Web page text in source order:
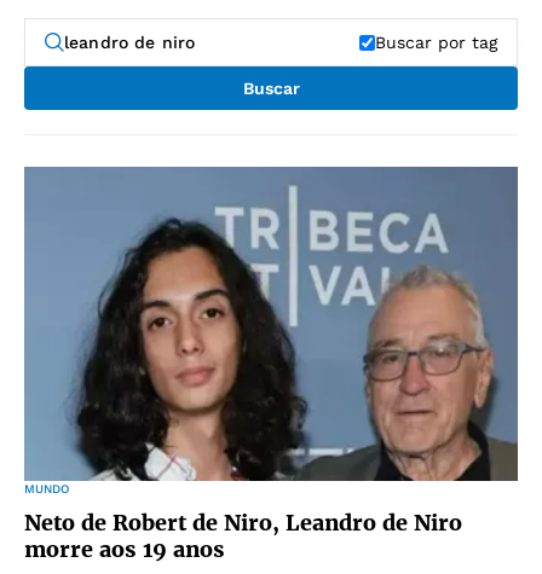
Buscar por tag
Buscar
MUNDO
Neto de Robert de Niro, Leandro de Niro
morre aos 19 anos